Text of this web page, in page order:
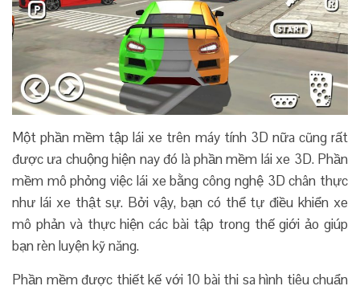
Một phần mềm tập lái xe trên máy tính 3D nữa cũng rất
được ưa chuộng hiện nay đó là phần mềm lái xe 3D. Phần
mềm mô phỏng việc lái xe bằng công nghệ 3D chân thực
như lái xe thật sự. Bởi vậy, bạn có thể tự điều khiển xe
mô phản và thực hiện các bài tập trong thế giới ảo giúp
bạn rèn luyện kỹ năng.
Phần mềm được thiết kế với 10 bài thi sa hình tiêu chuẩn